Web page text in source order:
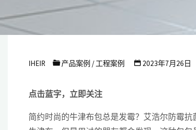
剂-
艾
尔
霉
IHEIR 产品案例 / 工程案例 2023年7月26日
点击蓝字，立即关注
简约时尚的牛津布包总是发霉？艾浩尔防霉